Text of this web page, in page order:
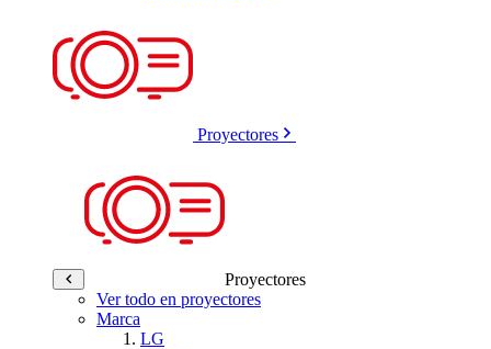
Proyectores
Proyectores
Ver todo en proyectores
Marca
LG